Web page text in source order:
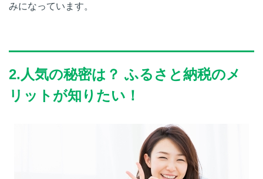
みになっています。
2.人気の秘密は？ ふるさと納税のメ
リットが知りたい！